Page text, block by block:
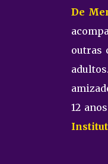
De
outras
12